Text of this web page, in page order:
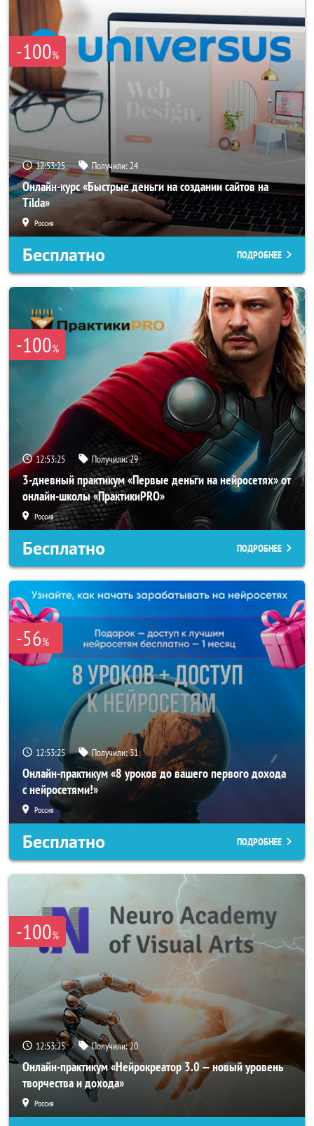
-100%
12:53:23 Получили:24
Онлайн-курс «Быстрые деньги на создании сайтов на
Tilda»
Россия
Бесплатно ПОДРОБНЕЕ
-100%
12:53:23 Получили:29
3-дневный практикум «Первые деньги на нейросетях» от
онлайн-школы «ПрактикиPRO»
Россия
Бесплатно ПОДРОБНЕЕ
-56%
12:53:23 Получили:31
Онлайн-практикум «8 уроков до вашего первого дохода
с нейросетями!»
Россия
Бесплатно ПОДРОБНЕЕ
-100%
12:53:23 Получили:20
Онлайн-практикум «Нейрокреатор 3.0 — новый уровень
творчества и дохода»
Россия